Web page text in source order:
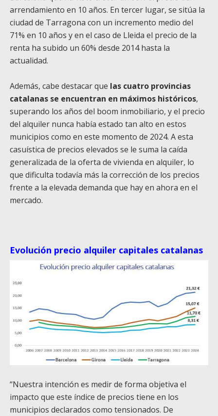
arrendamiento en 10 años. En tercer lugar, se sitúa la
ciudad de Tarragona con un incremento medio del
71% en 10 años y en el caso de Lleida el precio de la
renta ha subido un 60% desde 2014 hasta la
actualidad.
Además, cabe destacar que las cuatro provincias
catalanas se encuentran en máximos históricos,
superando los años del boom inmobiliario, y el precio
del alquiler nunca había estado tan alto en estos
municipios como en este momento de 2024. Aesta
casuística de precios elevados se le suma la caída
generalizada de la oferta de vivienda en alquiler, lo
que dificulta todavía más la corrección de los precios
frente a la elevada demanda que hay en ahora en el
mercado.
Evolución precio alquiler capitales catalanas
“Nuestra intención es medir de forma objetiva el
impacto que este índice de precios tiene en los
municipios declarados como tensionados. De